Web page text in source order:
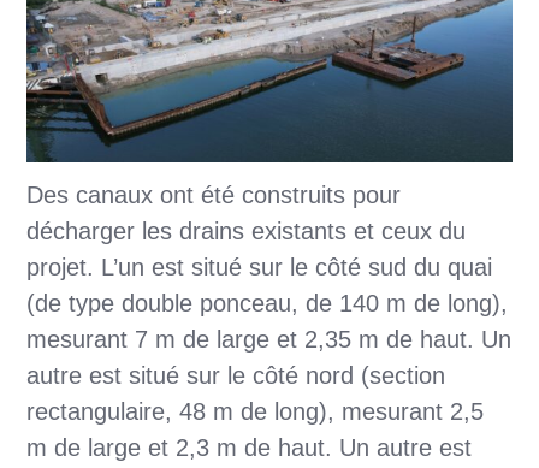
Des canaux ont été construits pour
décharger les drains existants et ceux du
projet. L’un est situé sur le côté sud du quai
(de type double ponceau, de 140 m de long),
mesurant 7 m de large et 2,35 m de haut. Un
autre est situé sur le côté nord (section
rectangulaire, 48 m de long), mesurant 2,5
m de large et 2,3 m de haut. Un autre est